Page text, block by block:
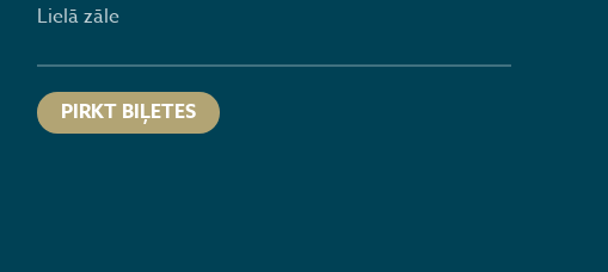
Lielā zāle
PIRKT BIĻETES